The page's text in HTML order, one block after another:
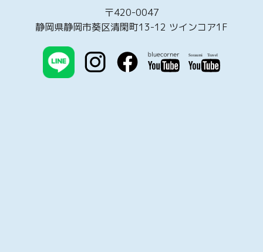
〒420-0047
静岡県静岡市葵区清閑町13-12 ツインコア1F